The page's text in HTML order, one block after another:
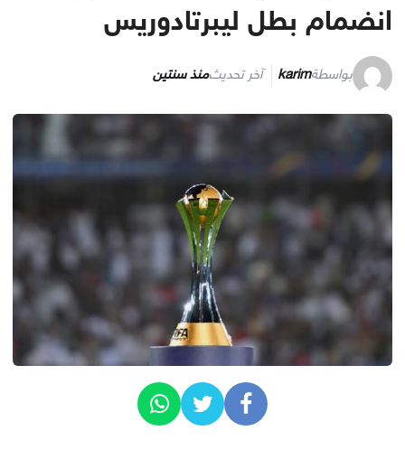
انضمام بطل ليبرتادوريس
بواسطةkarim آخر تحديثمنذ سنتين